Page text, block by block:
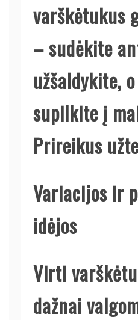
varškėtukus
– sudėkite
užšaldykite,
supilkite į
Prireikus
Variacijos ir
idėjos
Virti
dažnai